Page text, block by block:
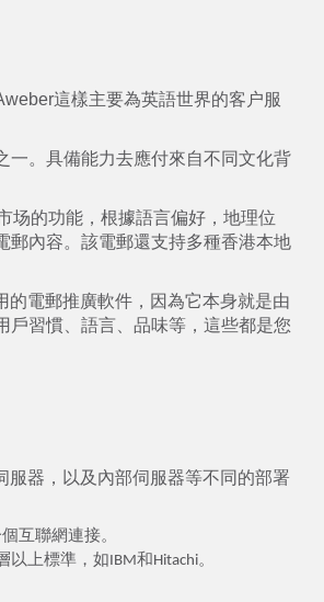
這樣主要為英語世界的客户服
一。具備能力去應付來自不同文化背
场的功能，根據語言偏好，地理位
郵內容。該電郵還支持多種香港本地
電郵推廣軟件，因為它本身就是由
戶習慣、語言、品味等，這些都是您
服器，以及內部伺服器等不同的部署
互聯網連接。
上標準，如IBM和Hitachi。